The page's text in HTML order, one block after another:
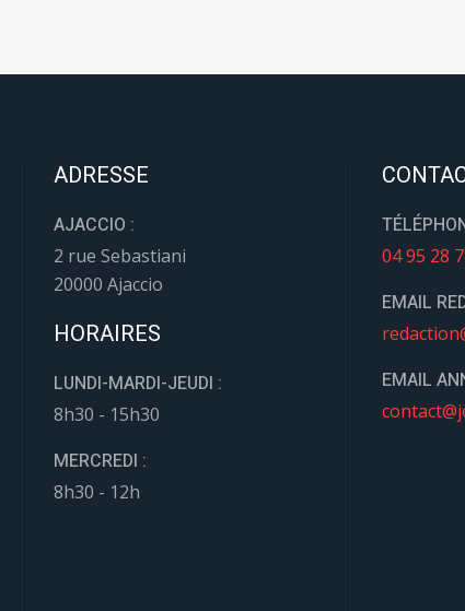
ADRESSE
AJACCIO :
2 rue Sebastiani
20000 Ajaccio
HORAIRES
LUNDI-MARDI-JEUDI :
8h30 - 15h30
MERCREDI :
8h30 - 12h
04 95 28
EMAIL
EMAIL